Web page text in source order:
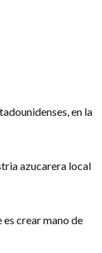
en la
azucarera local
crear mano de